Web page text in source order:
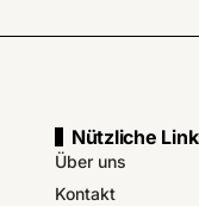
Nützliche
Über uns
Kontakt